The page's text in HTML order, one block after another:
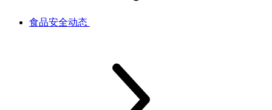
食品安全动态